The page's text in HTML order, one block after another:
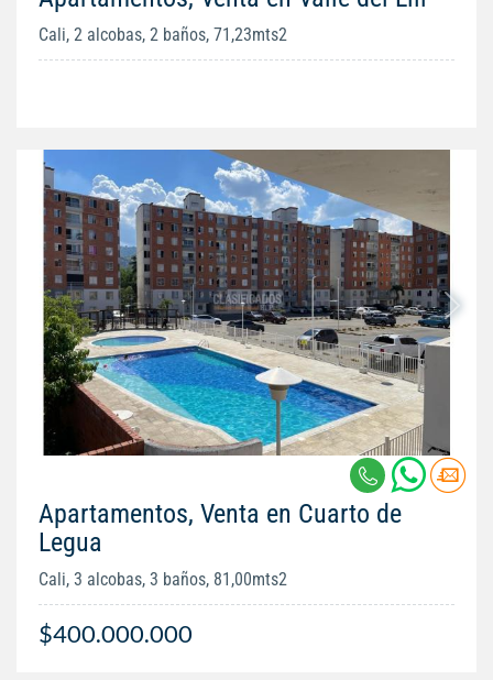
Cali, 2 alcobas, 2 baños, 71,23mts2
Apartamentos, Venta en Cuarto de
Legua
Cali, 3 alcobas, 3 baños, 81,00mts2
$400.000.000